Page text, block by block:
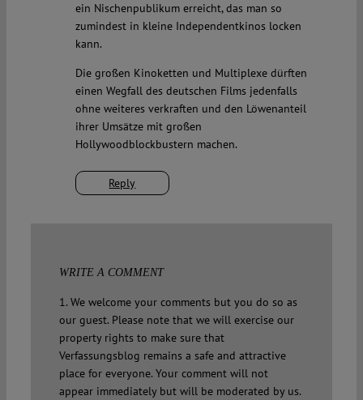
Reply
ein Nischenpublikum erreicht, das man so
zumindest in kleine Independentkinos locken
kann.
Die großen Kinoketten und Multiplexe dürften
einen Wegfall des deutschen Films jedenfalls
ohne weiteres verkraften und den Löwenanteil
ihrer Umsätze mit großen
Hollywoodblockbustern machen.
WRITE A COMMENT
1. We welcome your comments but you do so as
our guest. Please note that we will exercise our
property rights to make sure that
Verfassungsblog remains a safe and attractive
place for everyone. Your comment will not
appear immediately but will be moderated by us.